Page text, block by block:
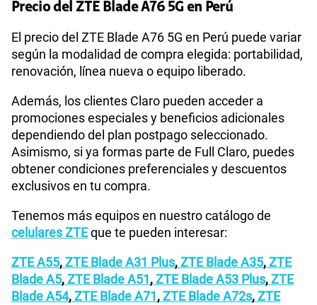
Precio del ZTE Blade A76 5G en Perú
El precio del ZTE Blade A76 5G en Perú puede variar
según la modalidad de compra elegida: portabilidad,
renovación, línea nueva o equipo liberado.
Además, los clientes Claro pueden acceder a
promociones especiales y beneficios adicionales
dependiendo del plan postpago seleccionado.
Asimismo, si ya formas parte de Full Claro, puedes
obtener condiciones preferenciales y descuentos
exclusivos en tu compra.
Tenemos más equipos en nuestro catálogo de
celulares ZTEque te pueden interesar:
ZTE A55,ZTE Blade A31 Plus,ZTE Blade A35,ZTE
Blade A5,ZTE Blade A51,ZTE Blade A53 Plus,ZTE
Blade A54,ZTE Blade A71,ZTE Blade A72s,ZTE